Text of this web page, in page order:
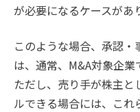
が必要になるケースがあ
このような場合、承認
は、通常、M&A対象企業
ただし、売り手が株主と
ルできる場合には、これ